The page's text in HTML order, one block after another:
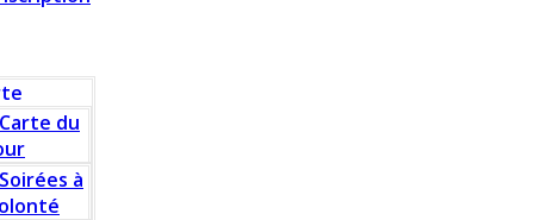
Carte du
Soirées à